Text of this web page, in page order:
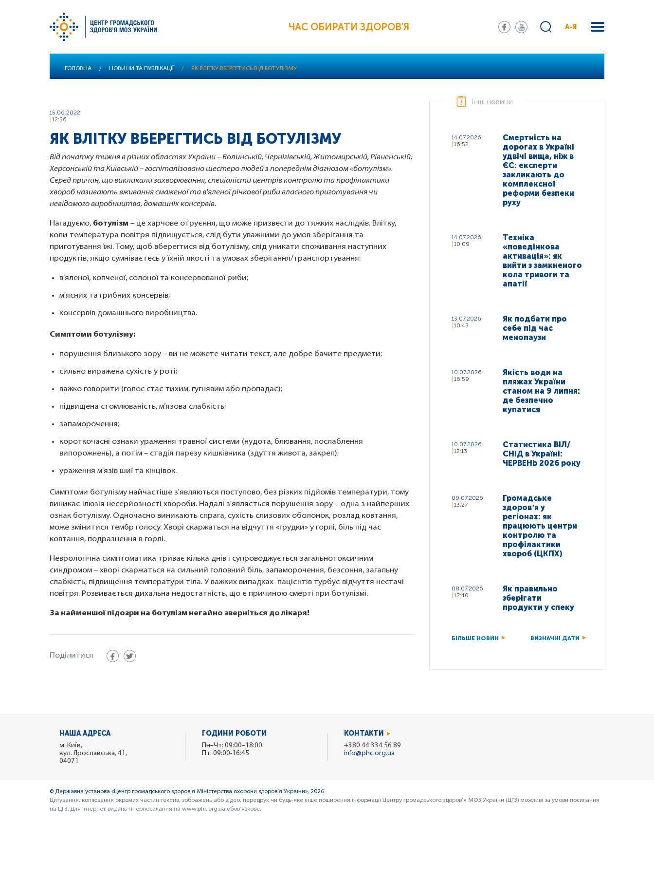
ЧАС ОБИРАТИ ЗДОРОВ'Я А-Я
ГОЛОВНА / НОВИНИ ТА ПУБЛІКАЦІЇ / ЯК ВЛІТКУ ВБЕРЕГТИСЬ ВІД БОТУЛІЗМУ
15.06.2022
12:56
ЯК ВЛІТКУ ВБЕРЕГТИСЬ ВІД БОТУЛІЗМУ
Від початку тижня в різних областях України – Волинській, Чернігівській, Житомирській, Рівненській,
Херсонській та Київській – госпіталізовано шестеро людей з попереднім діагнозом «ботулізм».
Серед причин, що викликали захворювання, спеціалісти центрів контролю та профілактики
хвороб називають вживання смаженої та в'яленої річкової риби власного приготування чи
невідомого виробництва, домашніх консервів.
Нагадуємо, ботулізм – це харчове отруєння, що може призвести до тяжких наслідків. Влітку,
коли температура повітря підвищується, слід бути уважними до умов зберігання та
приготування їжі. Тому, щоб вберегтися від ботулізму, слід уникати споживання наступних
продуктів, якщо сумніваєтесь у їхній якості та умовах зберігання/транспортування:
в’яленої, копченої, солоної та консервованої риби;
м'ясних та грибних консервів;
консервів домашнього виробництва.
Симптоми ботулізму:
порушення близького зору – ви не можете читати текст, але добре бачите предмети;
сильно виражена сухість у роті;
важко говорити (голос стає тихим, гугнявим або пропадає);
підвищена стомлюваність, м’язова слабкість;
запаморочення;
короткочасні ознаки ураження травної системи (нудота, блювання, послаблення
випорожнень), а потім – стадія парезу кишківника (здуття живота, закреп);
ураження м’язів шиї та кінцівок.
Симптоми ботулізму найчастіше з'являються поступово, без різких підйомів температури, тому
виникає ілюзія несерйозності хвороби. Надалі з'являється порушення зору – одна з найперших
ознак ботулізму. Одночасно виникають спрага, сухість слизових оболонок, розлад ковтання,
може змінитися тембр голосу. Хворі скаржаться на відчуття «грудки» у горлі, біль під час
ковтання, подразнення в горлі.
Неврологічна симптоматика триває кілька днів і супроводжується загальнотоксичним
синдромом – хворі скаржаться на сильний головний біль, запаморочення, безсоння, загальну
слабкість, підвищення температури тіла. У важких випадках пацієнтів турбує відчуття нестачі
повітря. Розвивається дихальна недостатність, що є причиною смерті при ботулізмі.
За найменшої підозри на ботулізм негайно зверніться до лікаря!
Поділитися
Інші новини
14.07.2026
16:52
Смертність на
дорогах в Україні
удвічі вища, ніж в
ЄС: експерти
закликають до
комплексної
реформи безпеки
руху
14.07.2026
10:09
Техніка
«поведінкова
активація»: як
вийти з замкненого
кола тривоги та
апатії
13.07.2026
10:43
Як подбати про
себе під час
менопаузи
10.07.2026
16:59
Якість води на
пляжах України
станом на 9 липня:
де безпечно
купатися
10.07.2026
12:13
Статистика ВІЛ/
СНІД в Україні:
ЧЕРВЕНЬ 2026 року
09.07.2026
13:27
Громадське
здоровʼя у
регіонах: як
працюють центри
контролю та
профілактики
хвороб (ЦКПХ)
08.07.2026
12:40
Як правильно
зберігати
продукти у спеку
БІЛЬШЕ НОВИН ВИЗНАЧНІ ДАТИ
НАША АДРЕСА
м. Київ,
вул. Ярославська, 41,
04071
ГОДИНИ РОБОТИ
Пн–Чт: 09:00–18:00
Пт: 09:00-16:45
КОНТАКТИ
+380 44 334 56 89
info@phc.org.ua
© Державна установа «Центр громадського здоров’я Міністерства охорони здоров’я України», 2026
Цитування, копіювання окремих частин текстів, зображень або відео, передрук чи будь-яке інше поширення інформації Центру громадського здоров’я МОЗ України (ЦГЗ) можливі за умови посилання
на ЦГЗ. Для інтернет-видань гіперпосилання на www.phc.org.ua обов’язкове.